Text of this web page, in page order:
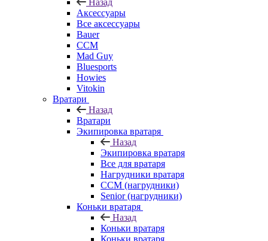
Назад
Аксессуары
Все аксессуары
Bauer
CCM
Mad Guy
Bluesports
Howies
Vitokin
Вратари
Назад
Вратари
Экипировка вратаря
Назад
Экипировка вратаря
Все для вратаря
Нагрудники вратаря
CCM (нагрудники)
Senior (нагрудники)
Коньки вратаря
Назад
Коньки вратаря
Коньки вратаря